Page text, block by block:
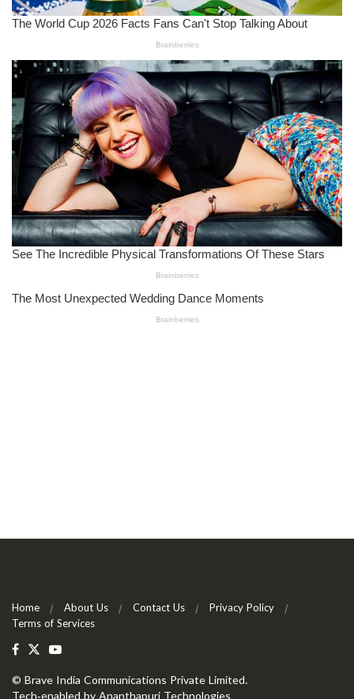
Home About Us Contact Us
Privacy Policy
Terms of Services
© Brave India Communications Private Limited.